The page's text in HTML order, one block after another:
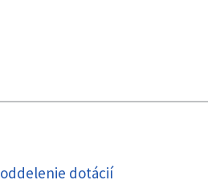
oddelenie dotácií